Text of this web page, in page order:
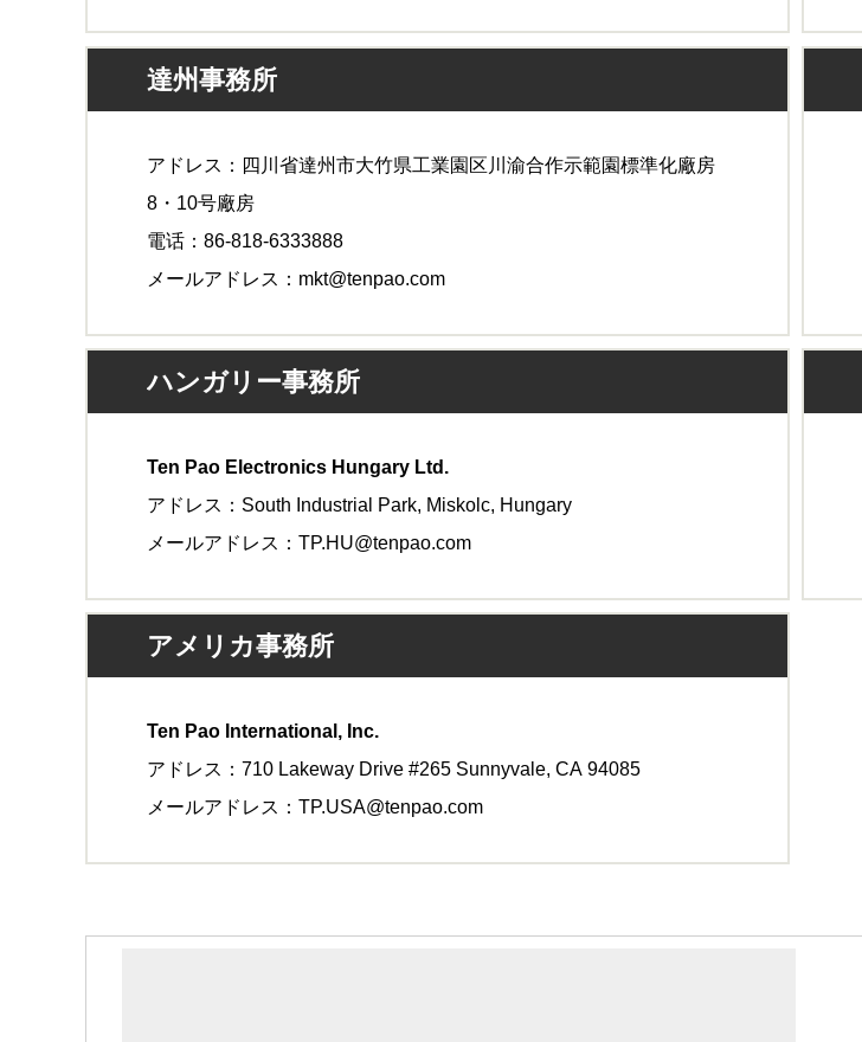
達州事務所
アドレス：四川省達州市大竹県工業園区川渝合作示範園標準化廠房
8・10号廠房
電话：86-818-6333888
メールアドレス：mkt@tenpao.com
ハンガリー事務所
Ten Pao Electronics Hungary Ltd.
アドレス：South Industrial Park, Miskolc, Hungary
メールアドレス：TP.HU@tenpao.com
アメリカ事務所
Ten Pao International, Inc.
アドレス：710 Lakeway Drive #265 Sunnyvale, CA 94085
メールアドレス：TP.USA@tenpao.com